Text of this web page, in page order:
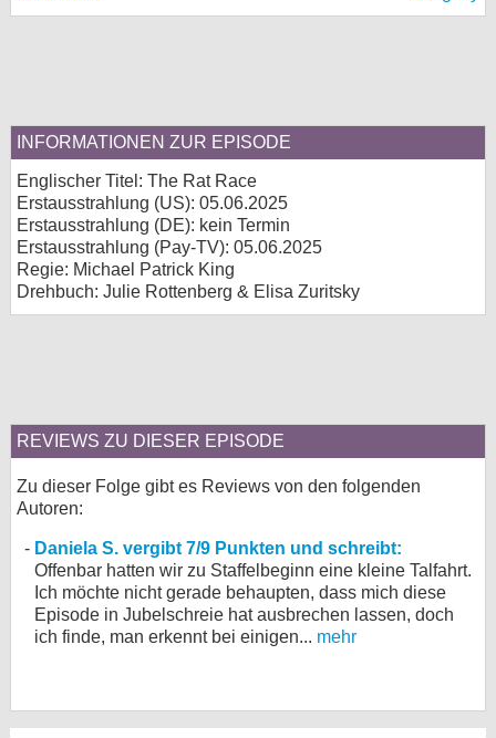
INFORMATIONEN ZUR EPISODE
Englischer Titel: The Rat Race
Erstausstrahlung (US): 05.06.2025
Erstausstrahlung (DE): kein Termin
Erstausstrahlung (Pay-TV): 05.06.2025
Regie: Michael Patrick King
Drehbuch: Julie Rottenberg & Elisa Zuritsky
REVIEWS ZU DIESER EPISODE
Zu dieser Folge gibt es Reviews von den folgenden
Autoren:
Daniela S. vergibt 7/9 Punkten und schreibt:
Offenbar hatten wir zu Staffelbeginn eine kleine Talfahrt.
Ich möchte nicht gerade behaupten, dass mich diese
Episode in Jubelschreie hat ausbrechen lassen, doch
ich finde, man erkennt bei einigen... mehr